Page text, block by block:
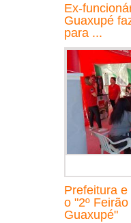
Ex-
Guaxupé
para ...
Prefeitura
o "2º
Guaxupé"